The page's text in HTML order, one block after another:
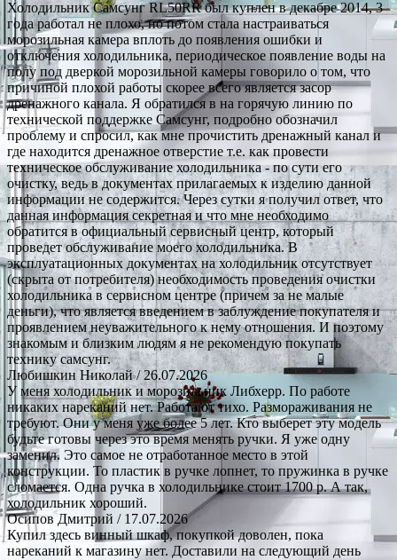
Холодильник Самсунг RL50RR был куплен в декабре 2014, 3
года работал не плохо, но потом стала настраиваться
морозильная камера вплоть до появления ошибки и
отключения холодильника, периодическое появление воды на
полу под дверкой морозильной камеры говорило о том, что
причиной плохой работы скорее всего является засор
дренажного канала. Я обратился в на горячую линию по
технической поддержке Самсунг, подробно обозначил
проблему и спросил, как мне прочистить дренажный канал и
где находится дренажное отверстие т.е. как провести
техническое обслуживание холодильника - по сути его
очистку, ведь в документах прилагаемых к изделию данной
информации не содержится. Через сутки я получил ответ, что
данная информация секретная и что мне необходимо
обратится в официальный сервисный центр, который
проведет обслуживание моего холодильника. В
эксплуатационных документах на холодильник отсутствует
(скрыта от потребителя) необходимость проведения очистки
холодильника в сервисном центре (причем за не малые
деньги), что является введением в заблуждение покупателя и
проявлением неуважительного к нему отношения. И поэтому
знакомым и близким людям я не рекомендую покупать
технику самсунг.
Любишкин Николай/ 26.07.2026
У меня холодильник и морозильник Либхерр. По работе
никаких нареканий нет. Работают тихо. Размораживания не
требуют. Они у меня уже более 5 лет. Кто выберет эту модель
будьте готовы через это время менять ручки. Я уже одну
заменил. Это самое не отработанное место в этой
конструкции. То пластик в ручке лопнет, то пружинка в ручке
сломается. Одна ручка в холодильнике стоит 1700 р. А так,
холодильник хороший.
Осипов Дмитрий / 17.07.2026
Купил здесь винный шкаф, покупкой доволен, пока
нареканий к магазину нет. Доставили на следующий день